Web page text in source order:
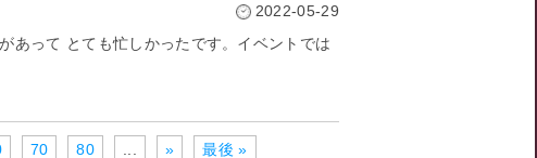
2022-05-29
あって とても忙しかったです。イベントでは
70 80 » 最後 »